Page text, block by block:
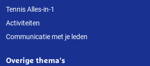
Tennis Alles-in-1
Activiteiten
Communicatie met je leden
Overige thema's